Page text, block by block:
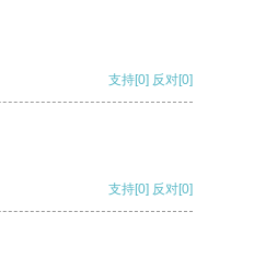
支持[0] 反对[0]
支持[0] 反对[0]